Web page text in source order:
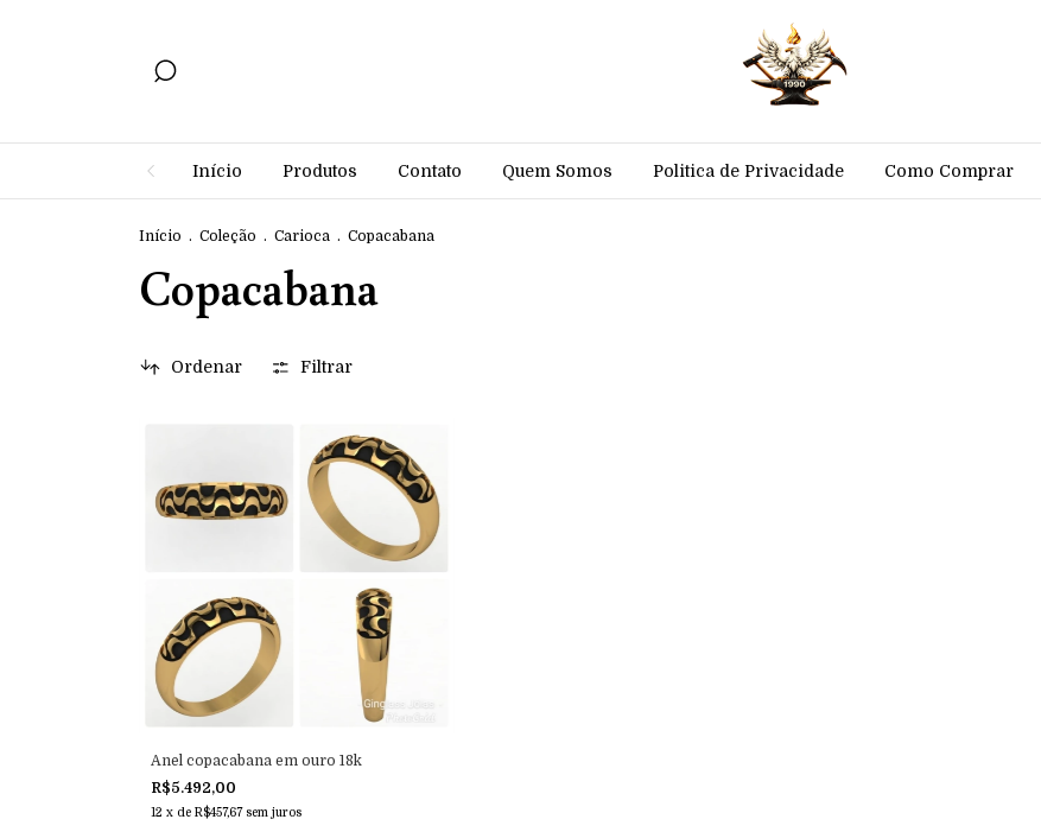
Início Produtos Contato Quem Somos Politica de Privacidade Como Comprar
Início . Coleção . Carioca . Copacabana
Copacabana
Ordenar Filtrar
Anel copacabana em ouro 18k
R$5.492,00
12 x de R$457,67 sem juros